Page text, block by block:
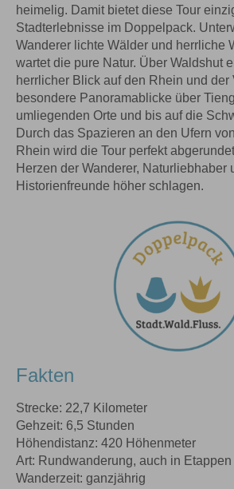
heimelig. Damit bietet diese Tour
Stadterlebnisse im Doppelpack.
Wanderer lichte Wälder und herrliche
wartet die pure Natur. Über Waldshut
herrlicher Blick auf den Rhein und der
besondere Panoramablicke über
umliegenden Orte und bis auf die
Durch das Spazieren an den Ufern
Rhein wird die Tour perfekt
Herzen der Wanderer, Naturliebhaber
Historienfreunde höher schlagen.
Fakten
Strecke: 22,7 Kilometer
Gehzeit: 6,5 Stunden
Höhendistanz: 420 Höhenmeter
Art: Rundwanderung, auch in
Wanderzeit: ganzjährig